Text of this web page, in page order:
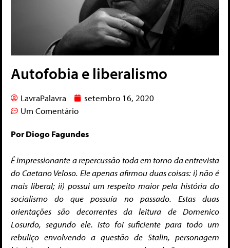
Autofobia e liberalismo
LavraPalavra
setembro 16, 2020
Um Comentário
Por Diogo Fagundes
É impressionante a repercussão toda em torno da entrevista
do Caetano Veloso. Ele apenas afirmou duas coisas: i) não é
mais liberal; ii) possui um respeito maior pela história do
socialismo do que possuía no passado. Estas duas
orientações são decorrentes da leitura de Domenico
Losurdo, segundo ele. Isto foi suficiente para todo um
rebuliço envolvendo a questão de Stalin, personagem